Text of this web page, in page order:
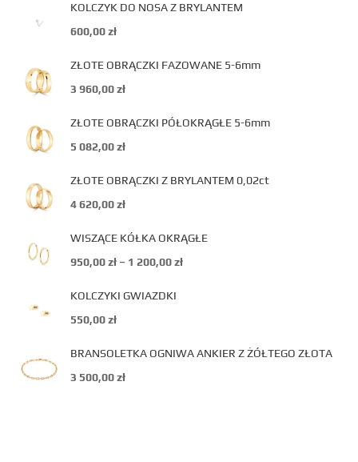
KOLCZYK DO NOSA Z BRYLANTEM
600,00zł
ZŁOTE OBRĄCZKI FAZOWANE 5-6mm
3 960,00zł
ZŁOTE OBRĄCZKI PÓŁOKRĄGŁE 5-6mm
5 082,00zł
ZŁOTE OBRĄCZKI Z BRYLANTEM 0,02ct
4 620,00zł
WISZĄCE KÓŁKA OKRĄGŁE
950,00zł – 1 200,00zł
KOLCZYKI GWIAZDKI
550,00zł
BRANSOLETKA OGNIWA ANKIER Z ŻÓŁTEGO ZŁOTA
3 500,00zł